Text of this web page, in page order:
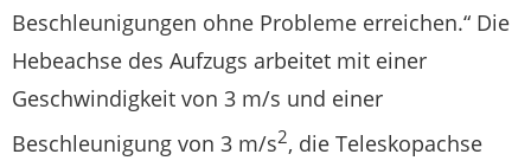
Beschleunigungen ohne Probleme erreichen.“ Die
Hebeachse des Aufzugs arbeitet mit einer
Geschwindigkeit von 3 m/s und einer
Beschleunigung von 3 m/s2, die Teleskopachse